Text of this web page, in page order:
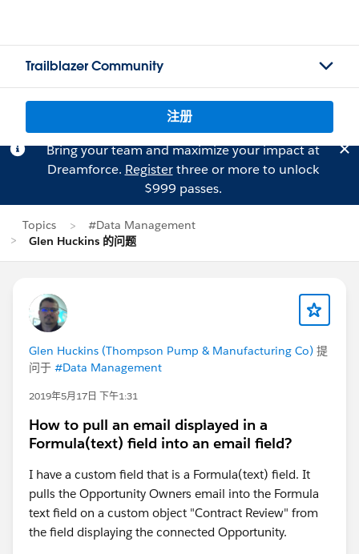
Trailblazer Community
注册
Bring your team and maximize your impact at
Dreamforce. Registerthree or more to unlock
$999 passes.
Topics
#Data Management
Glen Huckins 的问题
Glen Huckins (Thompson Pump & Manufacturing Co) 提
问于 #Data Management
2019年5月17日 下午1:31
How to pull an email displayed in a
Formula(text) field into an email field?
I have a custom field that is a Formula(text) field. It
pulls the Opportunity Owners email into the Formula
text field on a custom object "Contract Review" from
the field displaying the connected Opportunity.